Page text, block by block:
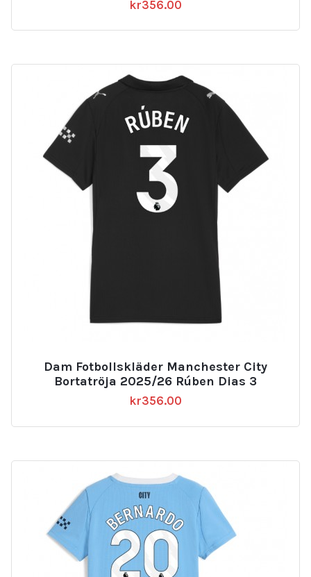
kr356.00
Dam Fotbollskläder Manchester City
Bortatröja 2025/26 Rúben Dias 3
kr356.00